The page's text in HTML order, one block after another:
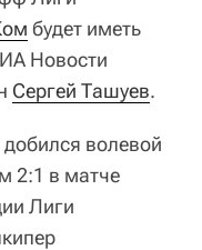
будет иметь
Новости
Сергей Ташуев.
волевой
2:1 в матче
Лиги